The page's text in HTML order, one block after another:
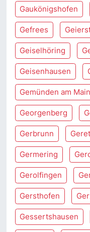
Gaukönigshofen
Gefrees
Geiselhöring
Geisenhausen
Gemünden am Main
Georgenberg
Gerbrunn
Germering
Gerolfingen
Gersthofen
Gessertshausen